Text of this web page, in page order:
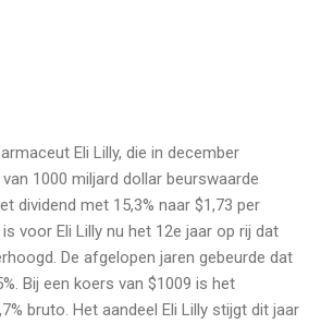
Eli Lilly, die in december
1000 miljard dollar beurswaarde
dividend met 15,3% naar $1,73 per
voor Eli Lilly nu het 12e jaar op rij dat
De afgelopen jaren gebeurde dat
Bij een koers van $1009 is het
bruto. Het aandeel Eli Lilly stijgt dit jaar